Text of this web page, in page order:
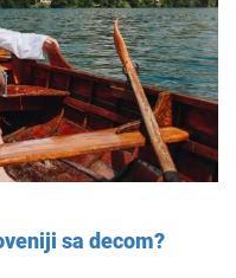
sa decom?